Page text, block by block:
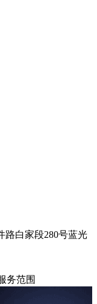
路白家段280号蓝光
务范围